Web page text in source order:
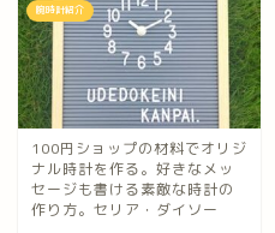
腕時計紹介
100円ショップの材料でオリジ
ナル時計を作る。好きなメッ
セージも書ける素敵な時計の
作り方。セリア・ダイソー